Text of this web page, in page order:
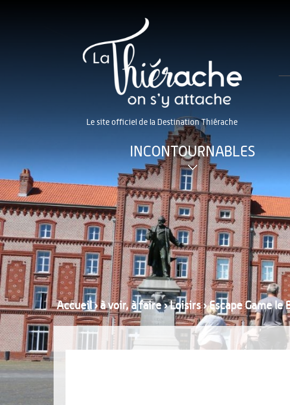
Le site officiel de la Destination Thiérache
INCONTOURNABLES
Accueil›à voir, à faire›Loisirs›Escape Game le